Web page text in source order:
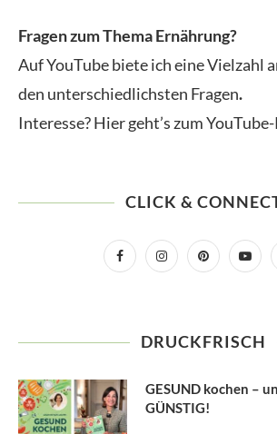
Fragen zum Thema Ernährung?
Auf YouTube biete ich eine Vielzahl
den unterschiedlichsten Fragen.
Interesse? Hier geht’s zum
CLICK &
DRUCKFRISCH
GESUND kochen –
GÜNSTIG!